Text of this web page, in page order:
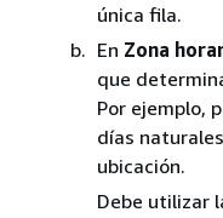
única fila.
En Zona
que
Por ejemplo,
días
ubicación.
Debe utilizar